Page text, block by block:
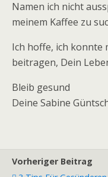
Namen ich nicht
meinem Kaffee zu
Ich hoffe, ich konnte
beitragen, Dein
Bleib gesund
Deine Sabine
Vorheriger Beitrag